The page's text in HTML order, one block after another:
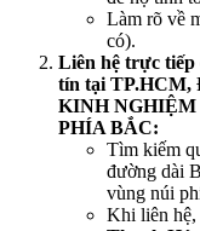
Làm rõ về
có).
Liên hệ trực tiếp
tín tại
KINH
PHÍA BẮC:
Tìm kiếm
đường dài
vùng núi
Khi liên hệ,